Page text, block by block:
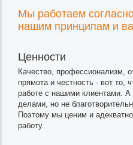
Мы работаем
нашим принципам и
Ценности
Качество, профессионализм,
прямота и честность - вот то,
работе с нашими клиентами.
делами, но не
Поэтому мы ценим и
работу.